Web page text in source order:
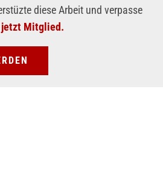
diese Arbeit und verpasse
jetzt Mitglied.